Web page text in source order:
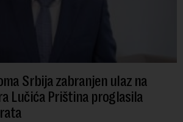
Srbija zabranjen ulaz na
Lučića Priština proglasila